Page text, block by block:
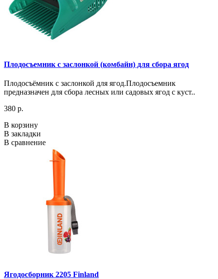
Плодосъемник с заслонкой (комбайн) для сбора ягод
Плодосъёмник с заслонкой для ягод.Плодосъемник
предназначен для сбора лесных или садовых ягод с куст..
380 р.
В корзину
В закладки
В сравнение
Ягодосборник 2205 Finland